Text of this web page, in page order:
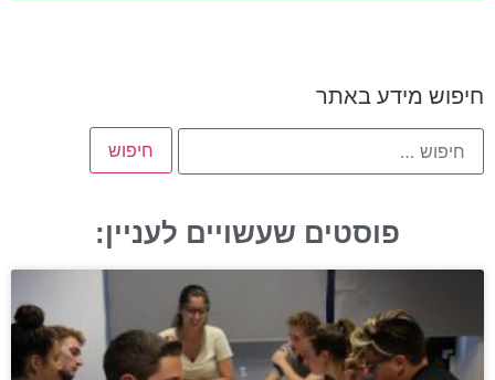
חיפוש מידע באתר
פוסטים שעשויים לעניין: